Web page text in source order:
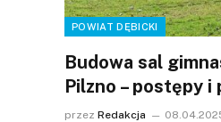
POWIAT DĘBICKI
Budowa sal
Pilzno – postępy i
przez Redakcja